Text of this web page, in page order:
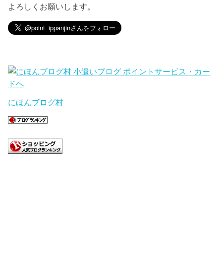
よろしくお願いします。
にほんブログ村